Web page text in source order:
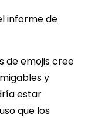
informe de
de emojis cree
y
estar
que los